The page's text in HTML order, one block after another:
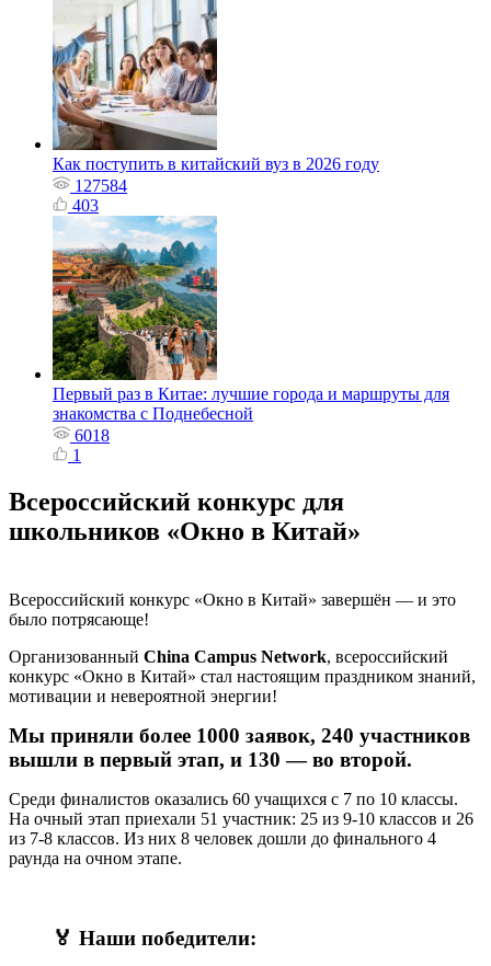
Как поступить в китайский вуз в 2026 году
127584
403
Первый раз в Китае: лучшие города и маршруты для
знакомства с Поднебесной
6018
1
Всероссийский конкурс для
школьников «Окно в Китай»
Всероссийский конкурс «Окно в Китай» завершён — и это
было потрясающе!
Организованный China Campus Network, всероссийский
конкурс «Окно в Китай» стал настоящим праздником знаний,
мотивации и невероятной энергии!
Мы приняли более 1000 заявок, 240 участников
вышли в первый этап, и 130 — во второй.
Среди финалистов оказались 60 учащихся с 7 по 10 классы.
На очный этап приехали 51 участник: 25 из 9-10 классов и 26
из 7-8 классов. Из них 8 человек дошли до финального 4
раунда на очном этапе.
🏅 Наши победители: